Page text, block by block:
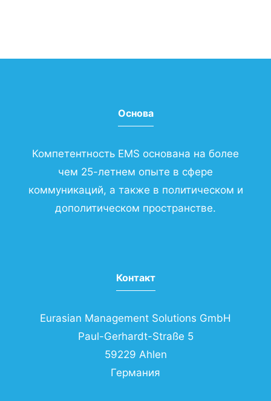
Основа
Компетентность EMS основана на более
чем 25-летнем опыте в сфере
коммуникаций, а также в политическом и
дополитическом пространстве.
Контакт
Eurasian Management Solutions GmbH
Paul-Gerhardt-Straße 5
59229 Ahlen
Германия